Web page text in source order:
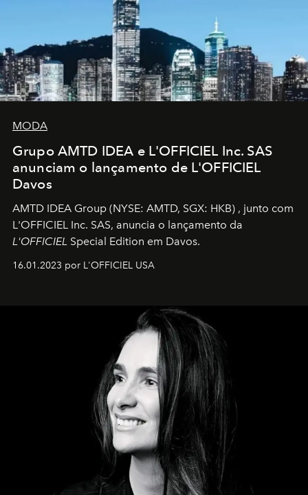
MODA
Grupo AMTD IDEA e L'OFFICIEL Inc. SAS
anunciam o lançamento de L'OFFICIEL
Davos
AMTD IDEA Group (NYSE: AMTD, SGX: HKB) , junto com
L'OFFICIEL Inc. SAS, anuncia o lançamento da
L'OFFICIEL Special Edition em Davos.
16.01.2023 por L'OFFICIEL USA